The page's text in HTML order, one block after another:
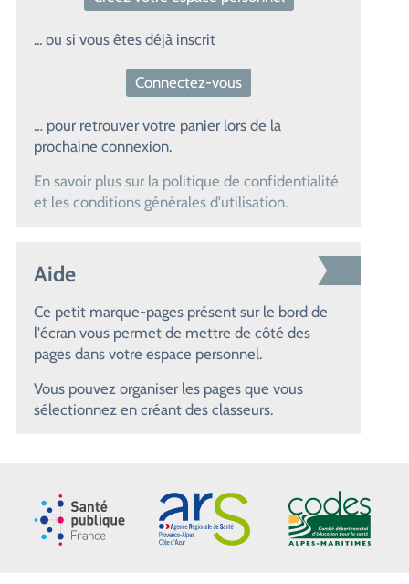
... ou si vous êtes déjà inscrit
Connectez-vous
… pour retrouver votre panier lors de la
prochaine connexion.
En savoir plus sur la politique de confidentialité
et les conditions générales d'utilisation.
Aide
Ce petit marque-pages présent sur le bord de
l'écran vous permet de mettre de côté des
pages dans votre espace personnel.
Vous pouvez organiser les pages que vous
sélectionnez en créant des classeurs.
Santé publique FranceARS Paca CoDES 06